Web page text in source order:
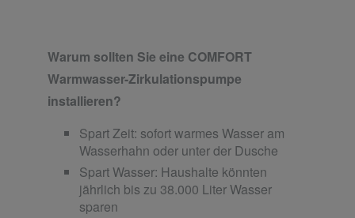
Warum sollten Sie eine COMFORT
Warmwasser-Zirkulationspumpe
installieren?
Spart Zeit: sofort warmes Wasser am
Wasserhahn oder unter der Dusche
Spart Wasser: Haushalte könnten
jährlich bis zu 38.000 Liter Wasser
sparen